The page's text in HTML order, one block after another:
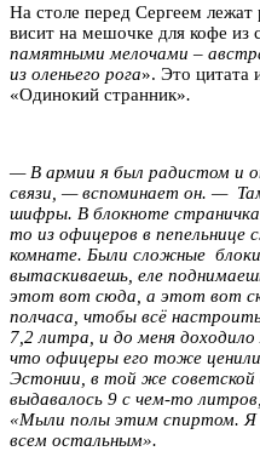
На столе перед Сергеем
висит на мешочке для кофе из
памятными мелочами –
из оленьего рога». Это цитата
«Одинокий странник».
— В армии я был радистом и
связи, — вспоминает он. —
шифры. В блокноте
то из офицеров в пепельнице
комнате. Были сложные
вытаскиваешь, еле
этот вот сюда, а этот вот
полчаса, чтобы всё
7,2 литра, и до меня
что офицеры его тоже
Эстонии, в той же советской
выдавалось 9 с чем-то
«Мыли полы этим спиртом. Я
всем остальным».